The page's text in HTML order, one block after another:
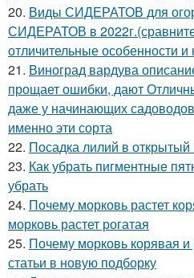
20. Виды СИДЕРАТОВ для
СИДЕРАТОВ в
отличительные особенности
21. Виноград вардува
прощает ошибки, дают
даже у начинающих
именно эти сорта
22. Посадка лилий в открытый
23. Как убрать пигментные
убрать
24. Почему морковь растет
морковь растет рогатая
25. Почему морковь корявая
статьи в новую подборку